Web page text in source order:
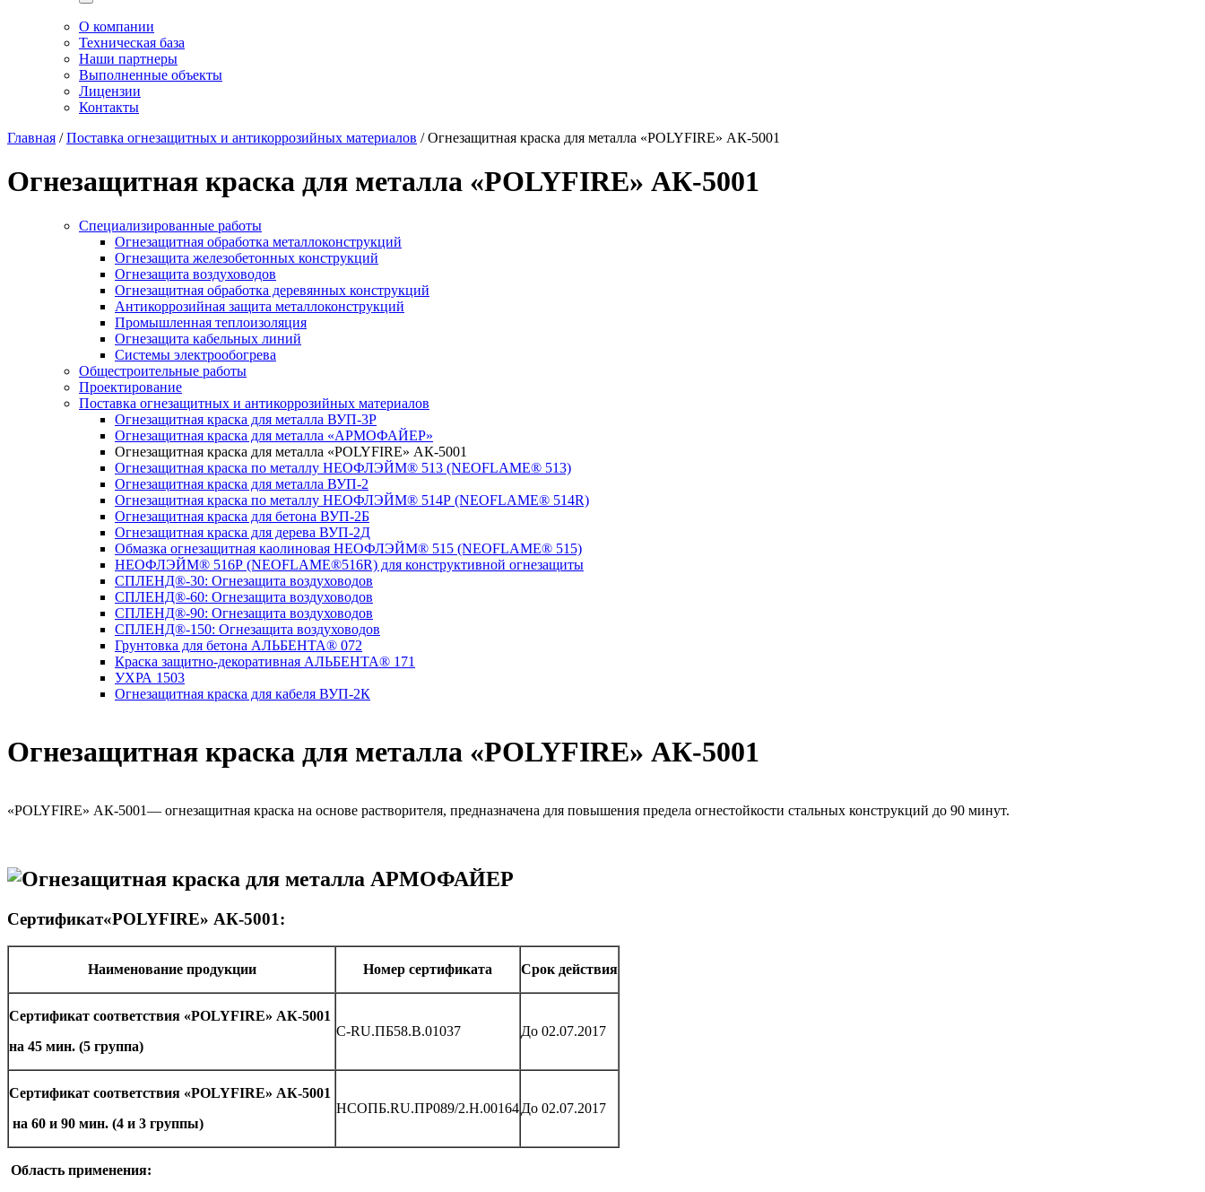
О компании
Техническая база
Наши партнеры
Выполненные объекты
Лицензии
Контакты
Главная /Поставка огнезащитных и антикоррозийных материалов /Огнезащитная краска для металла «POLYFIRE» АК-5001
Огнезащитная краска для металла «POLYFIRE» АК-5001
Специализированные работы
Огнезащитная обработка металлоконструкций
Огнезащита железобетонных конструкций
Огнезащита воздуховодов
Огнезащитная обработка деревянных конструкций
Антикоррозийная защита металлоконструкций
Промышленная теплоизоляция
Огнезащита кабельных линий
Системы электрообогрева
Общестроительные работы
Проектирование
Поставка огнезащитных и антикоррозийных материалов
Огнезащитная краска для металла ВУП-3Р
Огнезащитная краска для металла «АРМОФАЙЕР»
Огнезащитная краска для металла «POLYFIRE» АК-5001
Огнезащитная краска по металлу НЕОФЛЭЙМ® 513 (NEOFLAME® 513)
Огнезащитная краска для металла ВУП-2
Огнезащитная краска по металлу НЕОФЛЭЙМ® 514Р (NEOFLAME® 514R)
Огнезащитная краска для бетона ВУП-2Б
Огнезащитная краска для дерева ВУП-2Д
Обмазка огнезащитная каолиновая НЕОФЛЭЙМ® 515 (NEOFLAME® 515)
НЕОФЛЭЙМ® 516Р (NEОFLAME®516R) для конструктивной огнезащиты
СПЛЕНД®-30: Огнезащита воздуховодов
СПЛЕНД®-60: Огнезащита воздуховодов
СПЛЕНД®-90: Огнезащита воздуховодов
СПЛЕНД®-150: Огнезащита воздуховодов
Грунтовка для бетона АЛЬБЕНТА® 072
Краска защитно-декоративная АЛЬБЕНТА® 171
УХРА 1503
Огнезащитная краска для кабеля ВУП-2К
Огнезащитная краска для металла «POLYFIRE» АК-5001
«POLYFIRE» АК-5001— огнезащитная краска на основе растворителя, предназначена для повышения предела огнестойкости стальных конструкций до 90 минут.
Сертификат«POLYFIRE» АК-5001:
Наименование продукции Номер сертификата Срок действия
Сертификат соответствия «POLYFIRE» АК-5001
на 45 мин. (5 группа)
C-RU.ПБ58.В.01037 До 02.07.2017
Сертификат соответствия «POLYFIRE» АК-5001
на 60 и 90 мин. (4 и 3 группы)
НСОПБ.RU.ПР089/2.Н.00164До 02.07.2017
Область применения: